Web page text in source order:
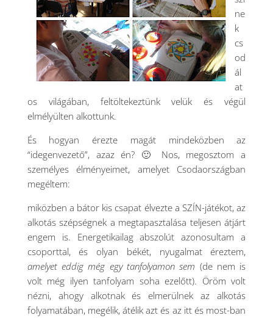
ne
k
cs
od
ál
at
os világában, feltöltekeztünk velük és végül
elmélyülten alkottunk.
És hogyan érezte magát mindeközben az
“idegenvezető”, azaz én? 🙂 Nos, megosztom a
személyes élményeimet, amelyet Csodaországban
megéltem:
miközben a bátor kis csapat élvezte a SZÍN-játékot, az
alkotás szépségnek a megtapasztalása teljesen átjárt
engem is. Energetikailag abszolút azonosultam a
csoporttal, és olyan békét, nyugalmat éreztem,
amelyet eddig még egy tanfolyamon sem (de nem is
volt még ilyen tanfolyam soha ezelőtt). Öröm volt
nézni, ahogy alkotnak és elmerülnek az alkotás
folyamatában, megélik, átélik azt és az itt és most-ban